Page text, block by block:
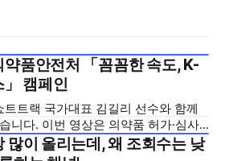
품안전처 「꼼꼼한 속도, K-
캠페인
트랙 국가대표 김길리 선수와 함께
품 허가·심사
240일로 단축한 정책을 국민에게 쉽
제작한 것으로, 딱딱하게 느껴질 수
많이 올리는데, 왜 조회수는 낮